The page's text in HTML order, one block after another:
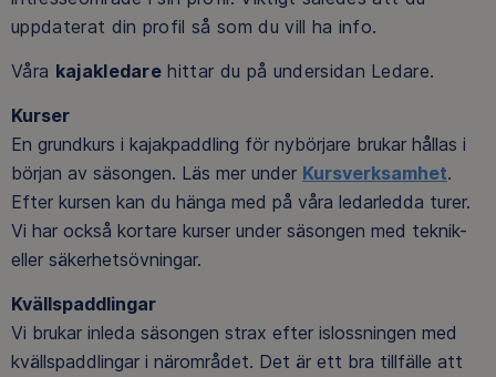
uppdaterat din profil så som du vill ha info.
Våra kajakledare hittar du på undersidan Ledare.
Kurser
En grundkurs i kajakpaddling för nybörjare brukar hållas i
början av säsongen. Läs mer under Kursverksamhet.
Efter kursen kan du hänga med på våra ledarledda turer.
Vi har också kortare kurser under säsongen med teknik-
eller säkerhetsövningar.
Kvällspaddlingar
Vi brukar inleda säsongen strax efter islossningen med
kvällspaddlingar i närområdet. Det är ett bra tillfälle att